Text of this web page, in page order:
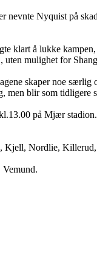
nevnte Nyquist på
klart å lukke
uten mulighet for
skaper noe
men blir som tidligere
på Mjær
Kjell, Nordlie,